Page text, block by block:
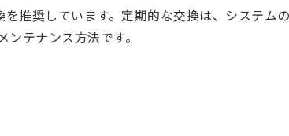
を推奨しています。定期的な交換は、システム
テナンス方法です。